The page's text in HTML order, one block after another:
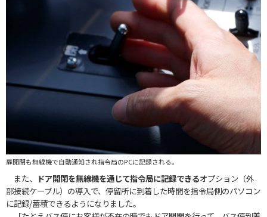
扉開閉も無線機で自動通知され指令局のPCに記録される。
また、 ドア開閉を無線機を通じて指令局に記録できるオプション（外
部接続ケーブル）の導入で、停留所に到着した時間を指令局側のパソコン
に記録/蓄積できるようになりました。